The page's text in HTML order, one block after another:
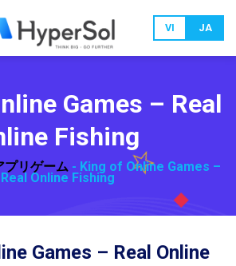
VI JA
Games – Real
Fishing
プリゲーム - King of Online Games –
Real Online Fishing
Games – Real Online